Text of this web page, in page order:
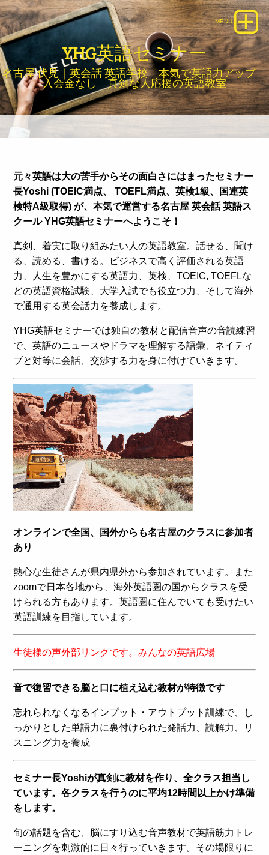
YHG英語セミナー
名古屋 伏見｜英会話 英語学校 本気で英語力アップ
入会金なし 真剣な人応援の英語教室
元々英語は大の苦手からその面白さにはまったセミナー
長Yoshi (TOEIC満点、 TOEFL満点、英検1級、国連英
検特A級取得) が、本気で運営する名古屋 英会話 英語ス
クール YHG英語セミナーへようこそ！
真剣、着実に取り組みたい人の英語教室。話せる、聞け
る、読める、書ける。ビジネスで高く評価される英語
力、人生を豊かにする英語力、英検、TOEIC, TOEFLな
どの英語資格試験、大学入試でも役立つ力、そして海外
で通用する英会話力を養成します。
YHG英語セミナーでは独自の教材と配信音声の音読練習
で、英語のニュースやドラマを理解する語彙、ネイティ
ブと対等に会話、交渉する力を身に付けていきます。
オンラインで全国、国外からも名古屋のクラスに参加者
あり
熱心な生徒さんが県内県外から参加されています。また
zoomで日本各地から、海外英語圏の国からクラスを受
けられる方もあります。英語圏に住んでいても受けたい
英語訓練を目指しています。
生徒様の声外部リンクです。みんなの英語広場
音で復習できる脳と口に植え込む教材が特徴です
忘れられなくなるインプット・アウトプット訓練で、し
っかりとした単語力に裏付けられた発話力、読解力、リ
スニング力を養成
セミナー長Yoshiが真剣に教材を作り、全クラス担当し
ています。各クラスを行うのに平均12時間以上かけ準備
をします。
旬の話題を含む、脳にすり込む音声教材で英語筋力トレ
ーニングを刺激的に日々行っていきます。その場限りに